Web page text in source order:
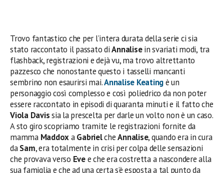
Trovo fantastico che per l’intera durata della serie ci sia
stato raccontato il passato diAnnalisein svariati modi, tra
flashback, registrazioni e dejà vu, ma trovo altrettanto
pazzesco che nonostante questo i tasselli mancanti
sembrino non esaurirsi mai.Annalise Keatingè un
personaggio così complesso e così poliedrico da non poter
essere raccontato in episodi di quaranta minuti e il fatto che
Viola Davissia la prescelta per darle un volto non è un caso.
A sto giro scopriamo tramite le registrazioni fornite da
mamma MaddoxaGabrielcheAnnalise, quando era in cura
daSam, era totalmente in crisi per colpa delle sensazioni
che provava verso Evee che era costretta a nascondere alla
sua famiglia e che ad una certa s’è esposta a tal punto da